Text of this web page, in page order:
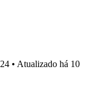
• Atualizado há 10